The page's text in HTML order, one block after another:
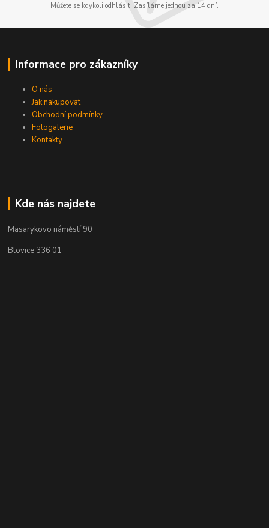
Můžete se kdykoli odhlásit. Zasíláme jednou za 14 dní.
Informace pro zákazníky
O nás
Jak nakupovat
Obchodní podmínky
Fotogalerie
Kontakty
Kde nás najdete
Masarykovo náměstí 90
Blovice 336 01